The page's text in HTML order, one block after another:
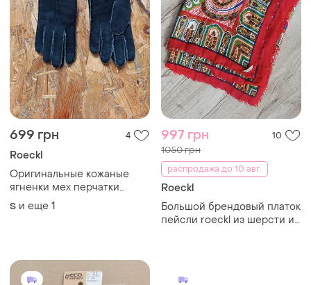
699 грн 4
Roeckl
Оригинальные кожаные
ягненки мех перчатки
перчатки rockl munchen
S и еще 1
997 грн 10
1050 грн
распродажа до 10 авг.
Roeckl
Большой брендовый платок
пейсли roeckl из шерсти и